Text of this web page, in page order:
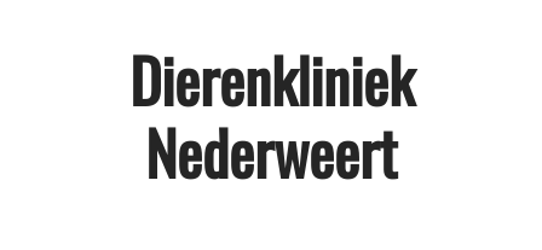
Dierenkliniek
Nederweert